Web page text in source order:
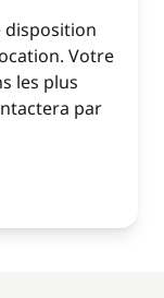
disposition
Votre
les plus
par